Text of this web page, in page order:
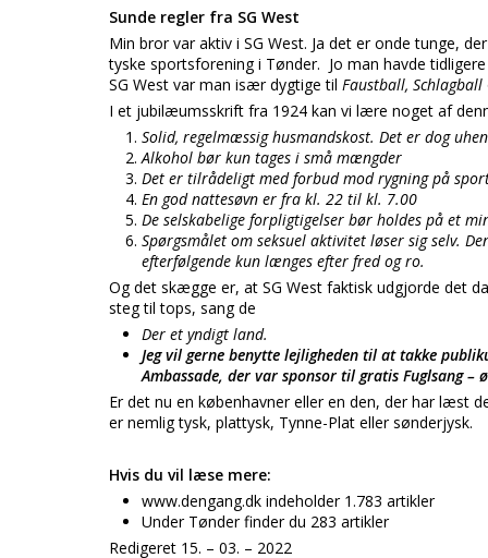
Sunde regler fra SG West
Min bror var aktiv i SG West. Ja det er onde tunge,
tyske sportsforening i Tønder. Jo man havde
SG West var man især dygtige til Faustball, Schlagball
I et jubilæumsskrift fra 1924 kan vi lære noget af
Solid, regelmæssig husmandskost. Det er dog
Alkohol bør kun tages i små mængder
Det er tilrådeligt med forbud mod rygning på
En god nattesøvn er fra kl. 22 til kl. 7.00
De selskabelige forpligtigelser bør holdes på et
Spørgsmålet om seksuel aktivitet løser sig selv.
efterfølgende kun længes efter fred og ro.
Og det skægge er, at SG West faktisk udgjorde det
steg til tops, sang de
Der et yndigt land.
Jeg vil gerne benytte lejligheden til at takke
Ambassade, der var sponsor til gratis Fuglsang
Er det nu en københavner eller en den, der har læst
er nemlig tysk, plattysk, Tynne-Plat eller sønderjysk.
Hvis du vil læse mere:
www.dengang.dk indeholder 1.783 artikler
Under Tønder finder du 283 artikler
Redigeret 15. – 03. – 2022